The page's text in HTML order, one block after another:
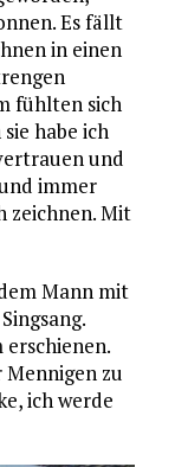
Es fällt
in einen
fühlten sich
habe ich
und
immer
zeichnen. Mit
Mann mit
Mennigen zu
ich werde